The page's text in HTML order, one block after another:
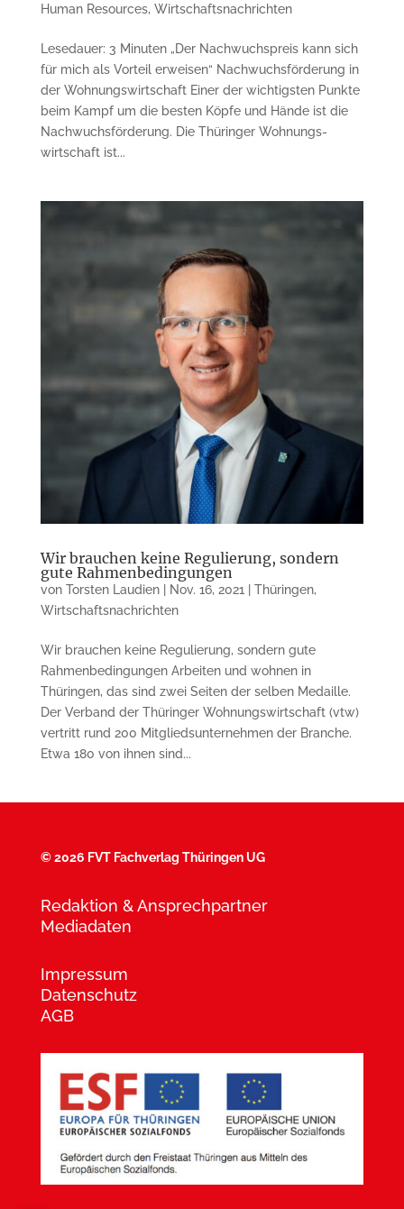
Human Resources, Wirtschaftsnachrichten
Lesedauer: 3 Minuten „Der Nachwuchs­preis kann sich
für mich als Vorteil erweisen“ Nachwuchs­förderung in
der Wohnungs­wirtschaft Einer der wichtigsten Punkte
beim Kampf um die besten Köpfe und Hände ist die
Nachwuchs­förderung. Die Thüringer Wohnungs­
wirtschaft ist...
Wir brauchen keine Regulierung, sondern
gute Rahmenbedingungen
von Torsten Laudien| Nov. 16, 2021| Thüringen,
Wirtschaftsnachrichten
Wir brauchen keine Regulierung, sondern gute
Rahmenbedingungen Arbeiten und wohnen in
Thüringen, das sind zwei Seiten der selben Medaille.
Der Verband der Thüringer Wohnungswirtschaft (vtw)
vertritt rund 200 Mitgliedsunternehmen der Branche.
Etwa 180 von ihnen sind...
©2026 FVT Fachverlag Thüringen UG
Redaktion & Ansprechpartner
Mediadaten
Impressum
Datenschutz
AGB